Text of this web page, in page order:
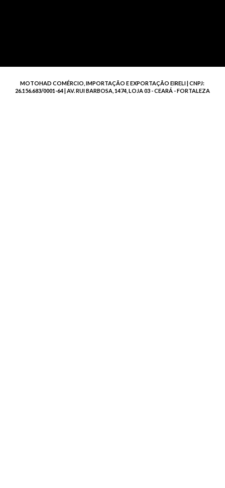
MOTOHAD COMÉRCIO, IMPORTAÇÃO E EXPORTAÇÃO EIRELI | CNPJ:
26.156.683/0001-64 | AV. RUI BARBOSA, 1474, LOJA 03 - CEARÁ - FORTALEZA